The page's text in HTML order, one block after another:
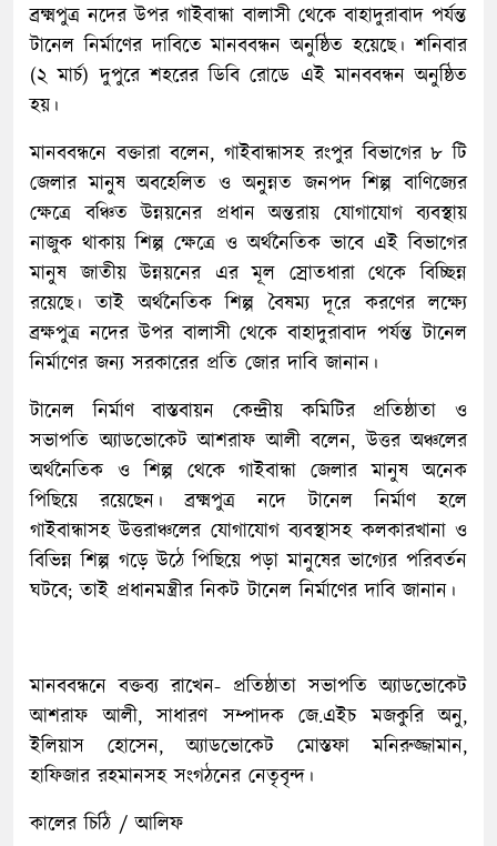
ব্রক্ষ্মপুত্র নদের উপর গাইবান্ধা বালাসী থেকে বাহাদুরাবাদ পর্যন্ত
টানেল নির্মাণের দাবিতে মানববন্ধন অনুষ্ঠিত হয়েছে। শনিবার
(২ মার্চ) দুপুরে শহরের ডিবি রোডে এই মানববন্ধন অনুষ্ঠিত
হয়।
মানববন্ধনে বক্তারা বলেন, গাইবান্ধাসহ রংপুর বিভাগের ৮ টি
জেলার মানুষ অবহেলিত ও অনুন্নত জনপদ শিল্প বাণিজ্যের
ক্ষেত্রে বঞ্চিত উন্নয়নের প্রধান অন্তরায় যোগাযোগ ব্যবস্থায়
নাজুক থাকায় শিল্প ক্ষেত্রে ও অর্থনৈতিক ভাবে এই বিভাগের
মানুষ জাতীয় উন্নয়নের এর মূল স্রোতধারা থেকে বিচ্ছিন্ন
রয়েছে। তাই অর্থনৈতিক শিল্প বৈষম্য দূরে করণের লক্ষ্যে
ব্রক্ষপুত্র নদের উপর বালাসী থেকে বাহাদুরাবাদ পর্যন্ত টানেল
নির্মাণের জন্য সরকারের প্রতি জোর দাবি জানান।
টানেল নির্মাণ বাস্তবায়ন কেন্দ্রীয় কমিটির প্রতিষ্ঠাতা ও
সভাপতি অ্যাডভোকেট আশরাফ আলী বলেন, উত্তর অঞ্চলের
অর্থনৈতিক ও শিল্প থেকে গাইবান্ধা জেলার মানুষ অনেক
পিছিয়ে রয়েছেন। ব্রক্ষ্মপুত্র নদে টানেল নির্মাণ হলে
গাইবান্ধাসহ উত্তরাঞ্চলের যোগাযোগ ব্যবস্থাসহ কলকারখানা ও
বিভিন্ন শিল্প গড়ে উঠে পিছিয়ে পড়া মানুষের ভাগ্যের পরিবর্তন
ঘটবে; তাই প্রধানমন্ত্রীর নিকট টানেল নির্মাণের দাবি জানান।
মানববন্ধনে বক্তব্য রাখেন- প্রতিষ্ঠাতা সভাপতি অ্যাডভোকেট
আশরাফ আলী, সাধারণ সম্পাদক জে.এইচ মজকুরি অনু,
ইলিয়াস হোসেন, অ্যাডভোকেট মোস্তফা মনিরুজ্জামান,
হাফিজার রহমানসহ সংগঠনের নেতৃবৃন্দ।
কালের চিঠি / আলিফ